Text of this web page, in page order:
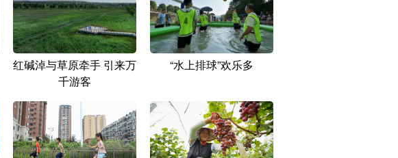
红碱淖与草原牵手 引来万
千游客
“水上排球”欢乐多